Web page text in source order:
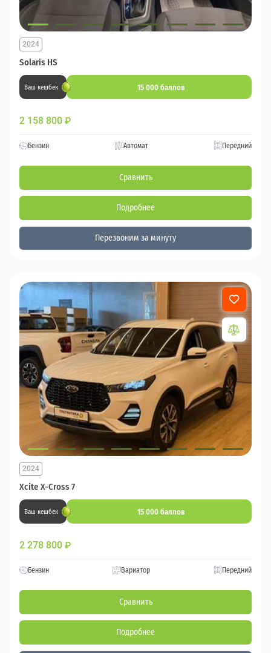
Solaris HS
2024
Ваш кешбек 15 000 баллов
2 158 800 ₽
Бензин Автомат Передний
Сравнить
Подробнее
Перезвоним за минуту
Xcite X-Cross 7
2024
Ваш кешбек 15 000 баллов
2 278 800 ₽
Бензин Вариатор Передний
Сравнить
Подробнее